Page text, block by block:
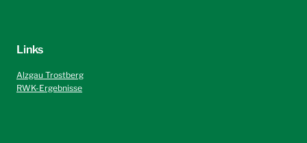
Links
Alzgau Trostberg
RWK-Ergebnisse